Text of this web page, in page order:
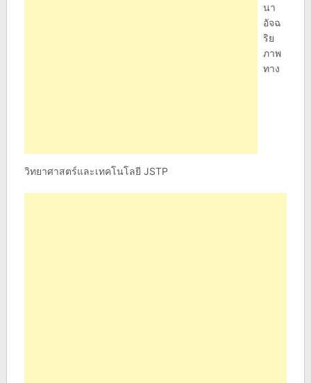
นา
อัจฉ
ริย
ภาพ
ทาง
วิทยาศาสตร์และเทคโนโลยี JSTP